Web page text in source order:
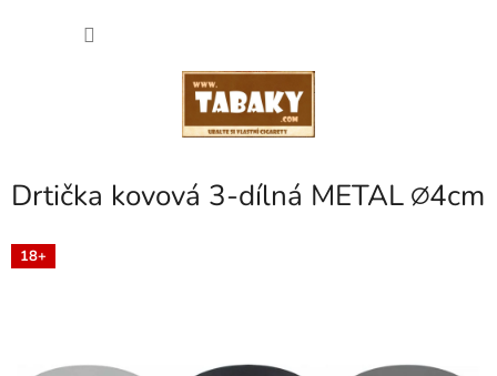
Drtička kovová 3-dílná METAL ∅4cm
18+